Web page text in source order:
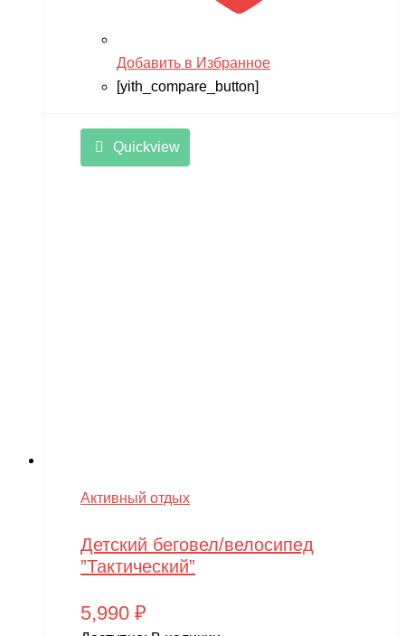
Добавить в Избранное
[yith_compare_button]
Quickview
Активный отдых
Детский беговел/велосипед
”Тактический”
5,990 ₽